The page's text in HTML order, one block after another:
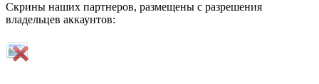
Скрины наших партнеров, размещены с разрешения
владельцев аккаунтов: